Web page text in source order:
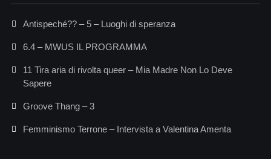
Antispeché?? – 5 – Luoghi di speranza
6.4 – MWUS IL PROGRAMMA
11 Tira aria di rivolta queer – Mia Madre Non Lo Deve
Sapere
Groove Thang – 3
Femminismo Terrone – Intervista a Valentina Amenta